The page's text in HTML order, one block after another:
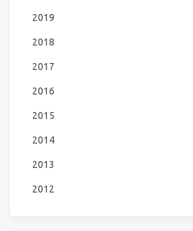
2019
2018
2017
2016
2015
2014
2013
2012